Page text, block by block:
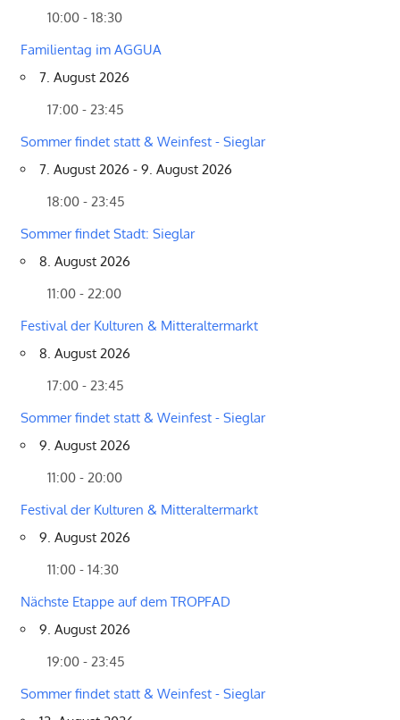
10:00 - 18:30
Familientag im AGGUA
7. August 2026
17:00 - 23:45
Sommer findet statt & Weinfest - Sieglar
7. August 2026 - 9. August 2026
18:00 - 23:45
Sommer findet Stadt: Sieglar
8. August 2026
11:00 - 22:00
Festival der Kulturen & Mitteraltermarkt
8. August 2026
17:00 - 23:45
Sommer findet statt & Weinfest - Sieglar
9. August 2026
11:00 - 20:00
Festival der Kulturen & Mitteraltermarkt
9. August 2026
11:00 - 14:30
Nächste Etappe auf dem TROPFAD
9. August 2026
19:00 - 23:45
Sommer findet statt & Weinfest - Sieglar